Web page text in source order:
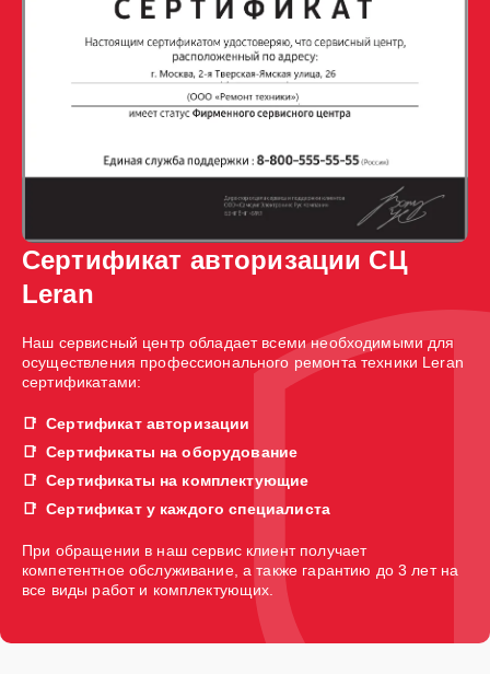
Сертификат авторизации СЦ
Leran
Наш сервисный центр обладает всеми необходимыми для
осуществления профессионального ремонта техники Leran
сертификатами:
Сертификат авторизации
Сертификаты на оборудование
Сертификаты на комплектующие
Сертификат у каждого специалиста
При обращении в наш сервис клиент получает
компетентное обслуживание, а также гарантию до 3 лет на
все виды работ и комплектующих.